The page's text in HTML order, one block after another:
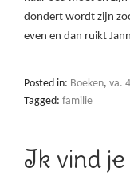
dondert wordt zijn
even en dan ruikt
Posted in: Boeken, va.
Tagged: familie
Ik vind je